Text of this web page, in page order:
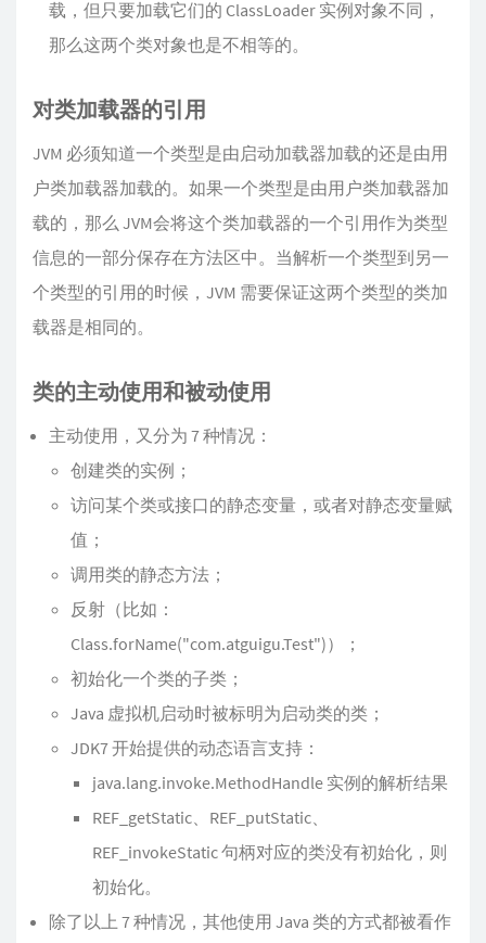
载，但只要加载它们的 ClassLoader 实例对象不同，
那么这两个类对象也是不相等的。
对类加载器的引用
JVM 必须知道一个类型是由启动加载器加载的还是由用
户类加载器加载的。如果一个类型是由用户类加载器加
载的，那么 JVM会将这个类加载器的一个引用作为类型
信息的一部分保存在方法区中。当解析一个类型到另一
个类型的引用的时候，JVM 需要保证这两个类型的类加
载器是相同的。
类的主动使用和被动使用
主动使用，又分为 7 种情况：
创建类的实例；
访问某个类或接口的静态变量，或者对静态变量赋
值；
调用类的静态方法；
反射（比如：
Class.forName("com.atguigu.Test")）；
初始化一个类的子类；
Java 虚拟机启动时被标明为启动类的类；
JDK7 开始提供的动态语言支持：
java.lang.invoke.MethodHandle 实例的解析结果
REF_getStatic、REF_putStatic、
REF_invokeStatic 句柄对应的类没有初始化，则
初始化。
除了以上 7 种情况，其他使用 Java 类的方式都被看作